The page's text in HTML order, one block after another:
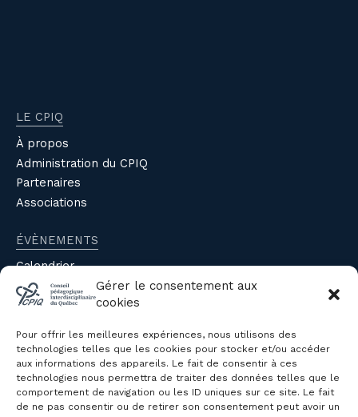
Gérer le consentement aux
cookies
Pour offrir les meilleures expériences, nous utilisons des
technologies telles que les cookies pour stocker et/ou accéder
aux informations des appareils. Le fait de consentir à ces
technologies nous permettra de traiter des données telles que le
comportement de navigation ou les ID uniques sur ce site. Le fait
de ne pas consentir ou de retirer son consentement peut avoir un
LE CPIQ
À propos
Administration du CPIQ
Partenaires
Associations
ÉVÈNEMENTS
Calendrier
Évènements du CPIQ
Revue
Avis et mémoires
Autres publications